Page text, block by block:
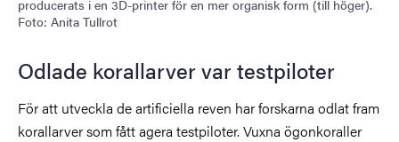
producerats i en 3D-printer för en mer organisk form (till höger).
Foto: Anita Tullrot
Odlade korallarver var testpiloter
För att utveckla de artificiella reven har forskarna odlat fram
korallarver som fått agera testpiloter. Vuxna ögonkoraller